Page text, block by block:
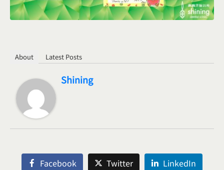
About Latest Posts
Shining
Facebook Twitter LinkedIn